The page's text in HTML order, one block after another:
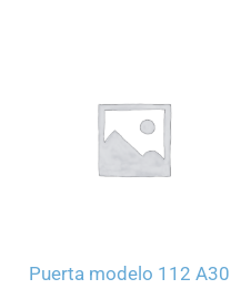
Puerta modelo 112 A30